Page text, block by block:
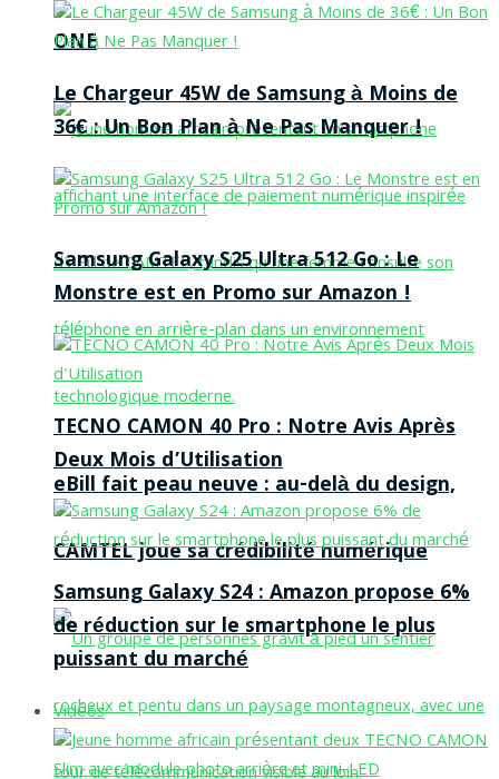
ONE
eBill fait peau neuve : au-delà du design,
CAMTEL joue sa crédibilité numérique
Le Chargeur 45W de Samsung à Moins de
36€ : Un Bon Plan à Ne Pas Manquer !
Samsung Galaxy S25 Ultra 512 Go : Le
Monstre est en Promo sur Amazon !
TECNO CAMON 40 Pro : Notre Avis Après
Deux Mois d’Utilisation
Samsung Galaxy S24 : Amazon propose 6%
de réduction sur le smartphone le plus
puissant du marché
Vidéos